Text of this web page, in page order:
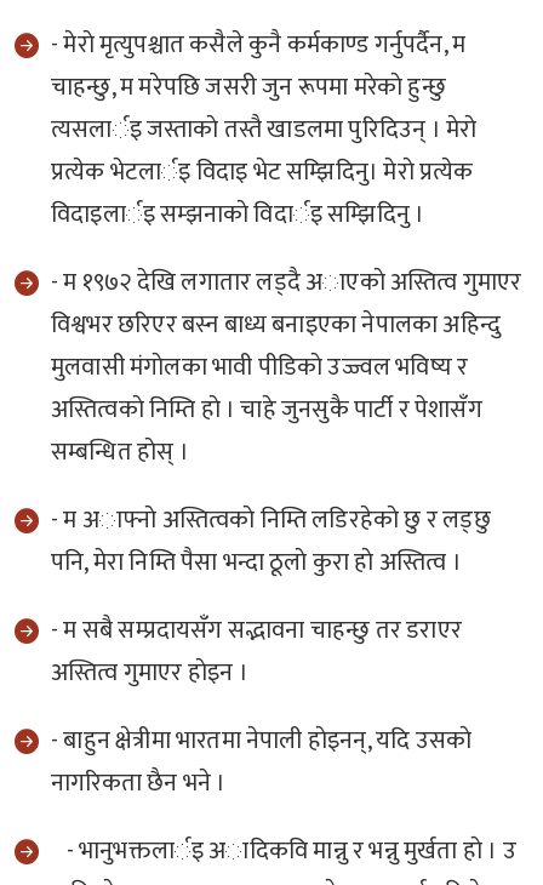
- मेराे मृत्युपश्चात कसैले कुनै कर्मकाण्ड गर्नुपर्दैन, म
चाहन्छु, म मरेपछि जसरी जुन रूपमा मरेकाे हुन्छु
त्यसलार्इ जस्ताकाे तस्तै खाडलमा पुरिदिउन् । मेराे
प्रत्येक भेटलार्इ विदाइ भेट सम्झिदिनु। मेराे प्रत्येक
विदाइलार्इ सम्झनाकाे विदार्इ सम्झिदिनु ।
- म १९७२ देखि लगातार लड्दै अाएकाे अस्तित्व गुमाएर
विश्वभर छरिएर बस्न बाध्य बनाइएका नेपालका अहिन्दु
मुलवासी मंगाेलका भावी पीडिकाे उज्ज्वल भविष्य र
अस्तित्वकाे निम्ति हाे । चाहे जुनसुकै पार्टी र पेशासँग
सम्बन्धित हाेस् ।
- म अाफ्नाे अस्तित्वकाे निम्ति लडिरहेकाे छु र लड्छु
पनि, मेरा निम्ति पैसा भन्दा ठूलाे कुरा हाे अस्तित्व ।
- म सबै सम्प्रदायसँग सद्भावना चाहन्छु तर डराएर
अस्तित्व गुमाएर हाेइन ।
- बाहुन क्षेत्रीमा भारतमा नेपाली हाेइनन्, यदि उसकाे
नागरिकता छैन भने ।
- भानुभक्तलार्इ अादिकवि मान्नु र भन्नु मुर्खता हाे । उ